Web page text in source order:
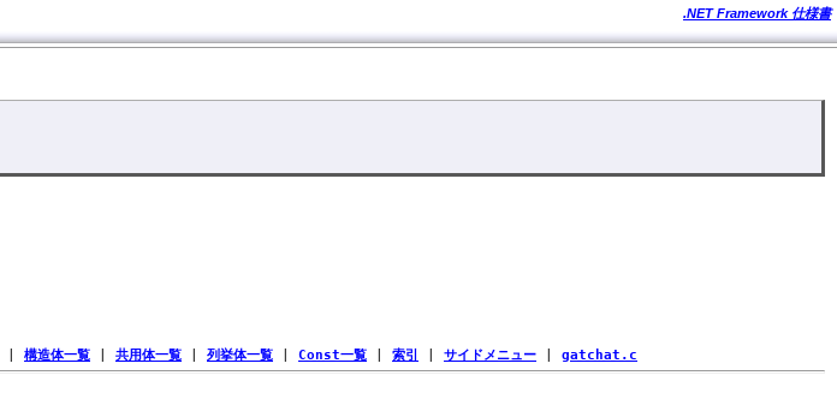
.NET Framework 仕様書
構造体一覧 共用体一覧 列挙体一覧 Const一覧 索引 サイドメニュー gatchat.c